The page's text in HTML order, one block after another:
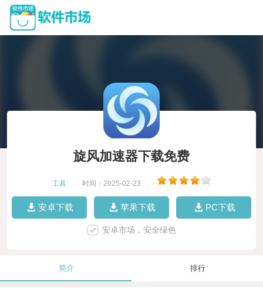
旋风加速器下载免费
工具 时间：2025-02-23
安卓下载 苹果下载 PC下载
安卓市场，安全绿色
简介 排行